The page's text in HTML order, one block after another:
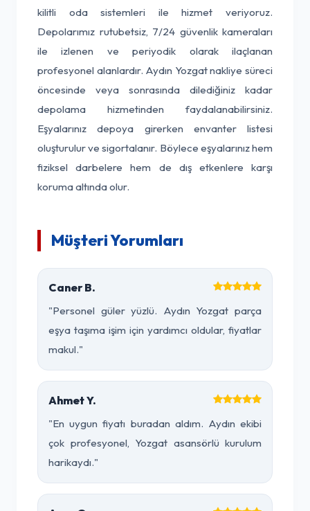
kilitli oda sistemleri ile hizmet veriyoruz.
Depolarımız rutubetsiz, 7/24 güvenlik kameraları
ile izlenen ve periyodik olarak ilaçlanan
profesyonel alanlardır. Aydın Yozgat nakliye süreci
öncesinde veya sonrasında dilediğiniz kadar
depolama hizmetinden faydalanabilirsiniz.
Eşyalarınız depoya girerken envanter listesi
oluşturulur ve sigortalanır. Böylece eşyalarınız hem
fiziksel darbelere hem de dış etkenlere karşı
koruma altında olur.
Müşteri Yorumları
Caner B.
"Personel güler yüzlü. Aydın Yozgat parça
eşya taşıma işim için yardımcı oldular, fiyatlar
makul."
Ahmet Y.
"En uygun fiyatı buradan aldım. Aydın ekibi
çok profesyonel, Yozgat asansörlü kurulum
harikaydı."